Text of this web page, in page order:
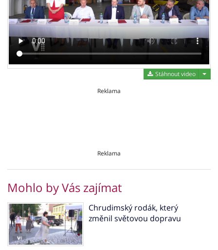
Stáhnout video
Reklama
Reklama
Mohlo by Vás zajímat
Chrudimský rodák, který
změnil světovou dopravu